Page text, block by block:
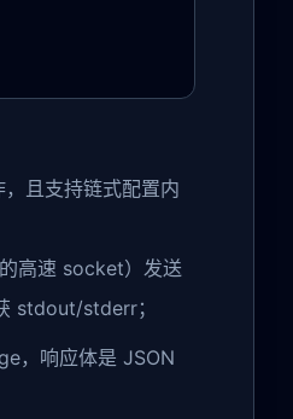
且支持链式配置内
高速 socket）发送
stdout/stderr；
，响应体是 JSON